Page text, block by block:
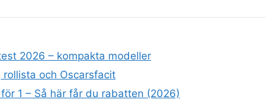
2026 – kompakta modeller
och Oscarsfacit
1 – Så här får du rabatten (2026)